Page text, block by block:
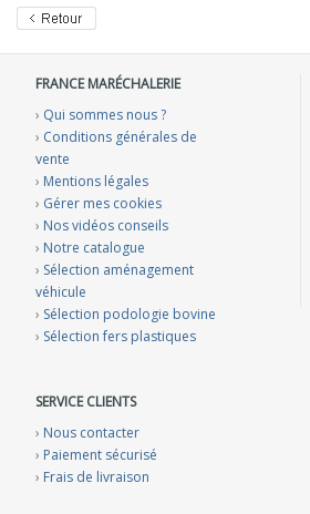
FRANCE MARÉCHALERIE
› Qui sommes nous ?
› Conditions générales de
vente
› Mentions légales
› Gérer mes cookies
› Nos vidéos conseils
› Notre catalogue
› Sélection aménagement
véhicule
› Sélection podologie bovine
› Sélection fers plastiques
SERVICE CLIENTS
› Nous contacter
› Paiement sécurisé
› Frais de livraison